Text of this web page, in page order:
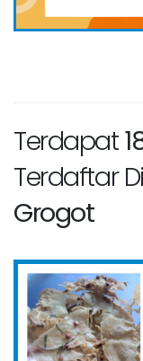
Terdapat
Terdaftar
Grogot